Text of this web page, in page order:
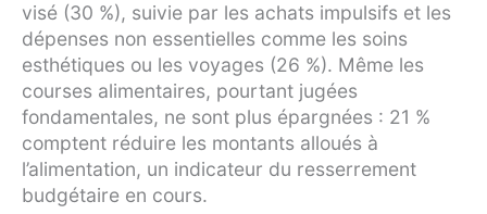
visé (30 %), suivie par les achats impulsifs et les
dépenses non essentielles comme les soins
esthétiques ou les voyages (26 %). Même les
courses alimentaires, pourtant jugées
fondamentales, ne sont plus épargnées : 21 %
comptent réduire les montants alloués à
l’alimentation, un indicateur du resserrement
budgétaire en cours.